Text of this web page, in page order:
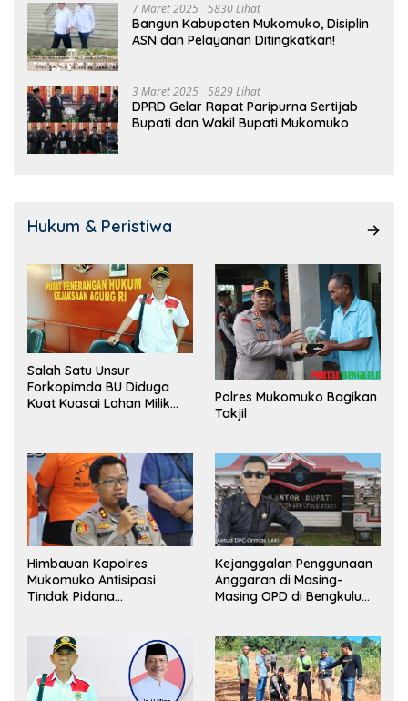
7 Maret 2025 5830 Lihat
Bangun Kabupaten Mukomuko, Disiplin
ASN dan Pelayanan Ditingkatkan!
3 Maret 2025 5829 Lihat
DPRD Gelar Rapat Paripurna Sertijab
Bupati dan Wakil Bupati Mukomuko
Hukum & Peristiwa
Salah Satu Unsur
Forkopimda BU Diduga
Kuat Kuasai Lahan Milik
Polres Mukomuko Bagikan
Takjil
Himbauan Kapolres
Mukomuko Antisipasi
Tindak Pidana
Kejanggalan Penggunaan
Anggaran di Masing-
Masing OPD di Bengkulu